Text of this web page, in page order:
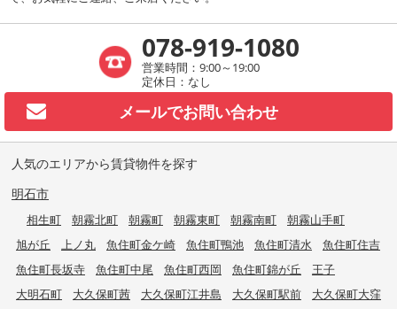
078-919-1080
営業時間：9:00～19:00
定休日：なし
メールでお問い合わせ
人気のエリアから賃貸物件を探す
明石市
相生町 朝霧北町 朝霧町 朝霧東町 朝霧南町
朝霧山手町
旭が丘
上ノ丸 魚住町金ケ崎 魚住町鴨池 魚住町清水
魚住町住吉
魚住町長坂寺
魚住町中尾 魚住町西岡 魚住町錦が丘
王子
大明石町
大久保町茜 大久保町江井島 大久保町駅前
大久保町大窪